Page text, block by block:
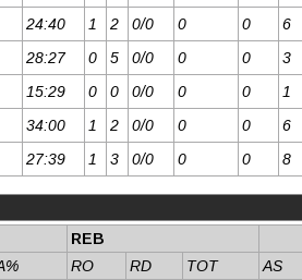
24:40 1 2 0/0 0 0 6
28:27 0 5 0/0 0 0 3
15:29 0 0 0/0 0 0 1
34:00 1 2 0/0 0 0 6
27:39 1 3 0/0 0 0 8
REB
RO RD TOT AS